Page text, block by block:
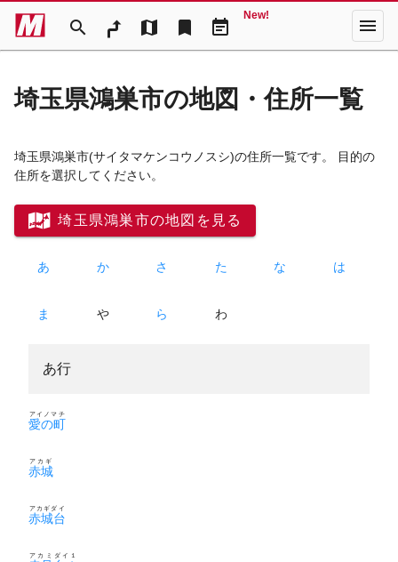
search map bookmark event_note
New! menu
埼玉県鴻巣市の地図・住所一覧
埼玉県鴻巣市(サイタマケンコウノスシ)の住所一覧です。 目的の
住所を選択してください。
埼玉県鴻巣市の地図を見る
あ か さ た な は
ま や ら わ
あ行
愛の町
アイノマチ
赤城
アカギ
赤城台
アカギダイ
アカミダイ１